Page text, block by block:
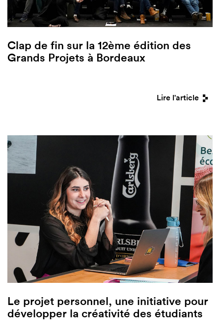
Clap de fin sur la 12ème édition des
Grands Projets à Bordeaux
Lire l'article
Le projet personnel, une initiative pour
développer la créativité des étudiants